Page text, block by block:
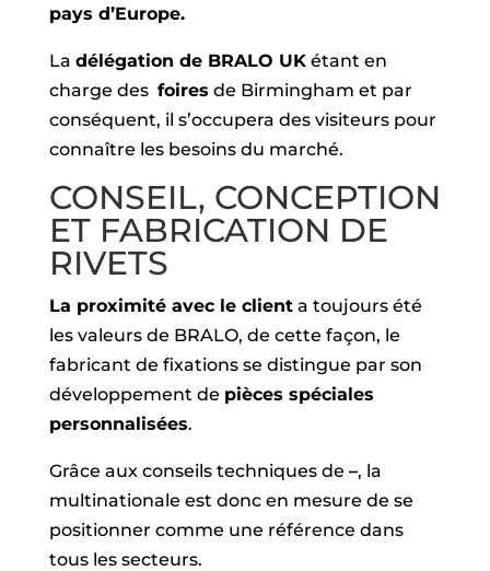
pays d’Europe.
La délégation de BRALO UKétant en
charge des foires de Birmingham et par
conséquent, il s’occupera des visiteurs pour
connaître les besoins du marché.
CONSEIL, CONCEPTION
ET FABRICATION DE
RIVETS
La proximité avec le clienta toujours été
les valeurs de BRALO, de cette façon, le
fabricant de fixations se distingue par son
développement de pièces spéciales
personnalisées.
Grâce aux conseils techniques de –, la
multinationale est donc en mesure de se
positionner comme une référence dans
tous les secteurs.